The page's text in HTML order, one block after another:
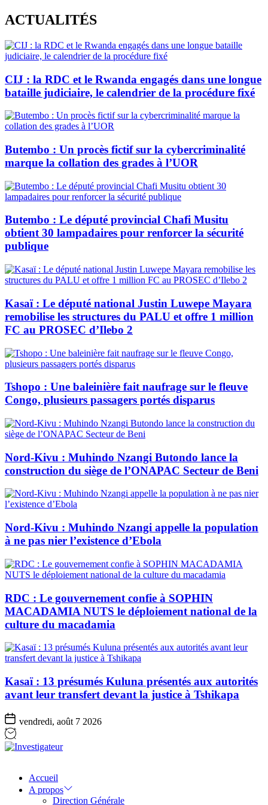
Skip
to
content
ACTUALITÉS
CIJ : la RDC et le Rwanda engagés dans une longue
bataille judiciaire, le calendrier de la procédure fixé
Butembo : Un procès fictif sur la cybercriminalité
marque la collation des grades à l’UOR
Butembo : Le député provincial Chafi Musitu
obtient 30 lampadaires pour renforcer la sécurité
publique
Kasaï : Le député national Justin Luwepe Mayara
remobilise les structures du PALU et offre 1 million
FC au PROSEC d’Ilebo 2
Tshopo : Une baleinière fait naufrage sur le fleuve
Congo, plusieurs passagers portés disparus
Nord-Kivu : Muhindo Nzangi Butondo lance la
construction du siège de l’ONAPAC Secteur de Beni
Nord-Kivu : Muhindo Nzangi appelle la population
à ne pas nier l’existence d’Ebola
RDC : Le gouvernement confie à SOPHIN
MACADAMIA NUTS le déploiement national de la
culture du macadamia
Kasaï : 13 présumés Kuluna présentés aux autorités
avant leur transfert devant la justice à Tshikapa
vendredi, août 7 2026
Accueil
A propos
Direction Générale